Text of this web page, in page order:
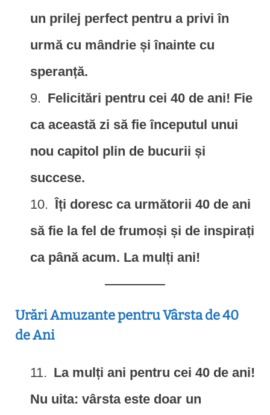
un prilej perfect pentru a privi în
urmă cu mândrie și înainte cu
speranță.
Felicitări pentru cei 40 de ani! Fie
ca această zi să fie începutul unui
nou capitol plin de bucurii și
succese.
Îți doresc ca următorii 40 de ani
să fie la fel de frumoși și de inspirați
ca până acum. La mulți ani!
Urări Amuzante pentru Vârsta de 40
de Ani
La mulți ani pentru cei 40 de ani!
Nu uita: vârsta este doar un